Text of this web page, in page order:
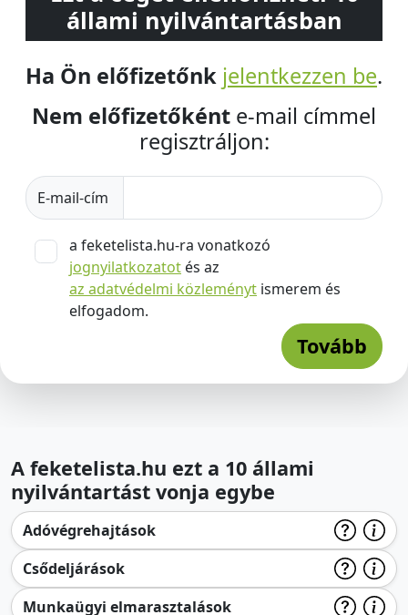
állami nyilvántartásban
Ha Ön előfizetőnk jelentkezzen be.
Nem előfizetőként e-mail címmel
regisztráljon:
E-mail-cím
a feketelista.hu-ra vonatkozó
jognyilatkozatot és az
az adatvédelmi közleményt ismerem és
elfogadom.
Tovább
A feketelista.hu ezt a 10 állami
nyilvántartást vonja egybe
Adóvégrehajtások
Csődeljárások
Munkaügyi elmarasztalások